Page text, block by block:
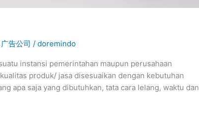
广告公司 /doremindo
instansi pemerintahan maupun perusahaan
produk/ jasa disesuaikan dengan kebutuhan
apa saja yang dibutuhkan, tata cara lelang, waktu dan